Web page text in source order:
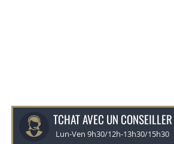
TCHAT AVEC UN CONSEILLER
Lun-Ven 9h30/12h-13h30/15h30